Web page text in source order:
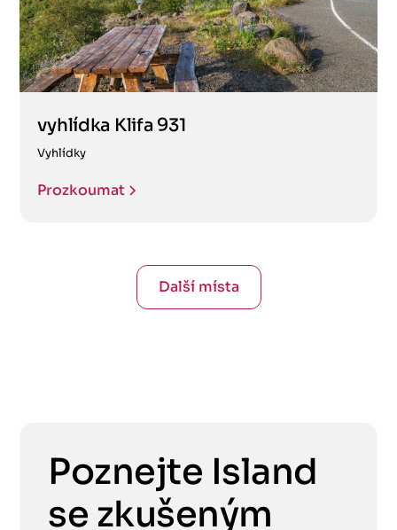
vyhlídka Klifa 931
Vyhlídky
Prozkoumat
Další místa
Poznejte Island
se zkušeným